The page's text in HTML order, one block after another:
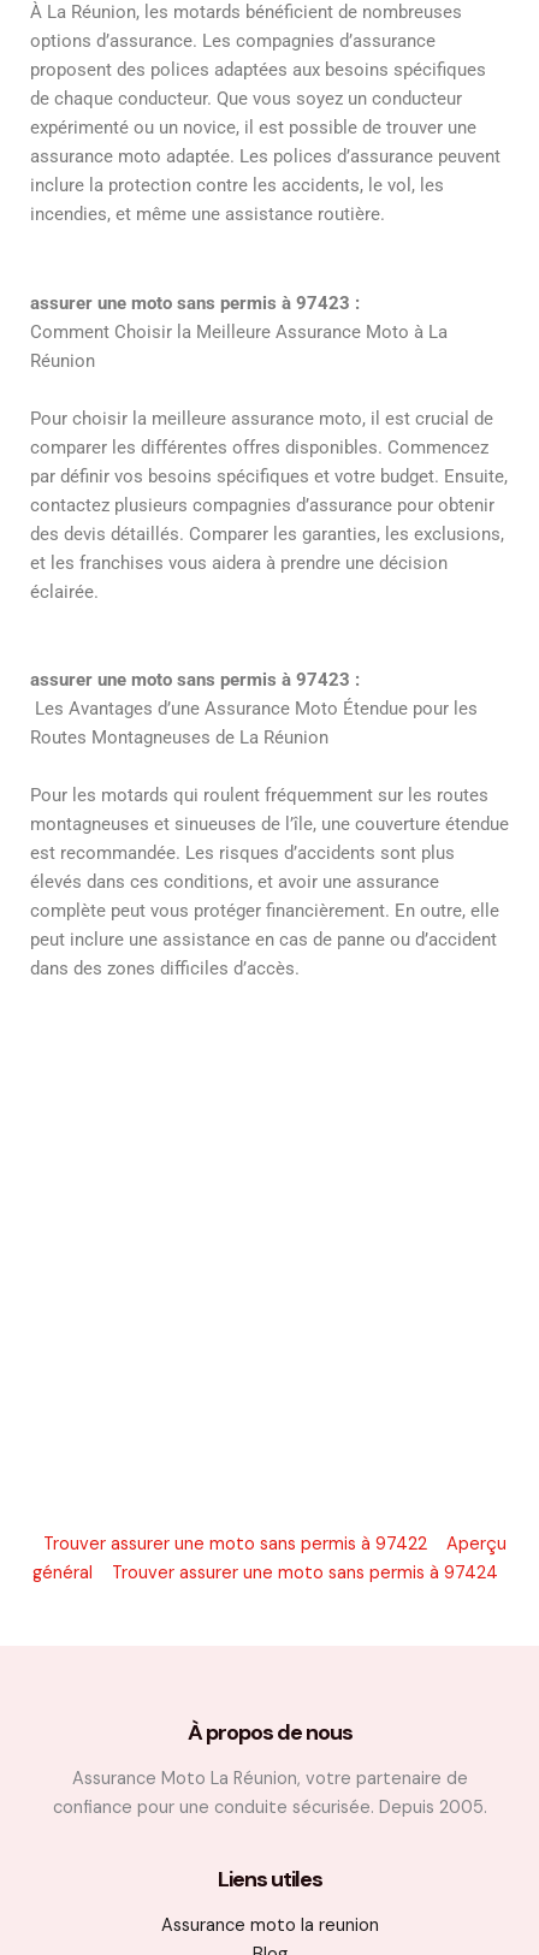
À La Réunion, les motards bénéficient de nombreuses
options d’assurance. Les compagnies d’assurance
proposent des polices adaptées aux besoins spécifiques
de chaque conducteur. Que vous soyez un conducteur
expérimenté ou un novice, il est possible de trouver une
assurance moto adaptée. Les polices d’assurance peuvent
inclure la protection contre les accidents, le vol, les
incendies, et même une assistance routière.
assurer une moto sans permis à 97423 :
Comment Choisir la Meilleure Assurance Moto à La
Réunion
Pour choisir la meilleure assurance moto, il est crucial de
comparer les différentes offres disponibles. Commencez
par définir vos besoins spécifiques et votre budget. Ensuite,
contactez plusieurs compagnies d’assurance pour obtenir
des devis détaillés. Comparer les garanties, les exclusions,
et les franchises vous aidera à prendre une décision
éclairée.
assurer une moto sans permis à 97423 :
Les Avantages d’une Assurance Moto Étendue pour les
Routes Montagneuses de La Réunion
Pour les motards qui roulent fréquemment sur les routes
montagneuses et sinueuses de l’île, une couverture étendue
est recommandée. Les risques d’accidents sont plus
élevés dans ces conditions, et avoir une assurance
complète peut vous protéger financièrement. En outre, elle
peut inclure une assistance en cas de panne ou d’accident
dans des zones difficiles d’accès.
Trouver assurer une moto sans permis à 97422
Aperçu
général
Trouver assurer une moto sans permis à 97424
À propos de nous
Assurance Moto La Réunion, votre partenaire de
confiance pour une conduite sécurisée. Depuis 2005.
Liens utiles
Assurance moto la reunion